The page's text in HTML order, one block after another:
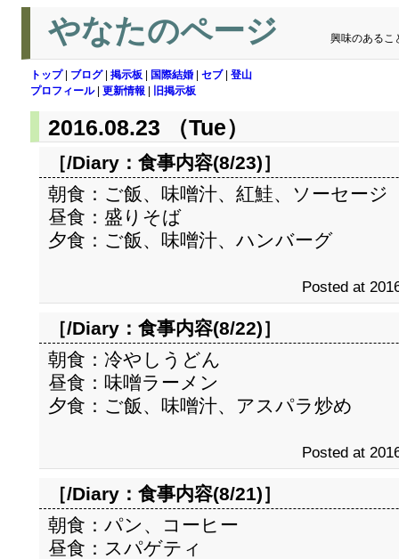
やなたのページ 興味のあるこ
トップ| ブログ| 掲示板 国際結婚 セブ| 登山
プロフィール| 更新情報 旧掲示板
2016.08.23 （Tue）
［/Diary： 食事内容(8/23)］
朝食：ご飯、味噌汁、紅鮭、ソーセージ
昼食：盛りそば
夕食：ご飯、味噌汁、ハンバーグ
Posted at
［/Diary： 食事内容(8/22)］
朝食：冷やしうどん
昼食：味噌ラーメン
夕食：ご飯、味噌汁、アスパラ炒め
Posted at
［/Diary： 食事内容(8/21)］
朝食：パン、コーヒー
昼食：スパゲティ